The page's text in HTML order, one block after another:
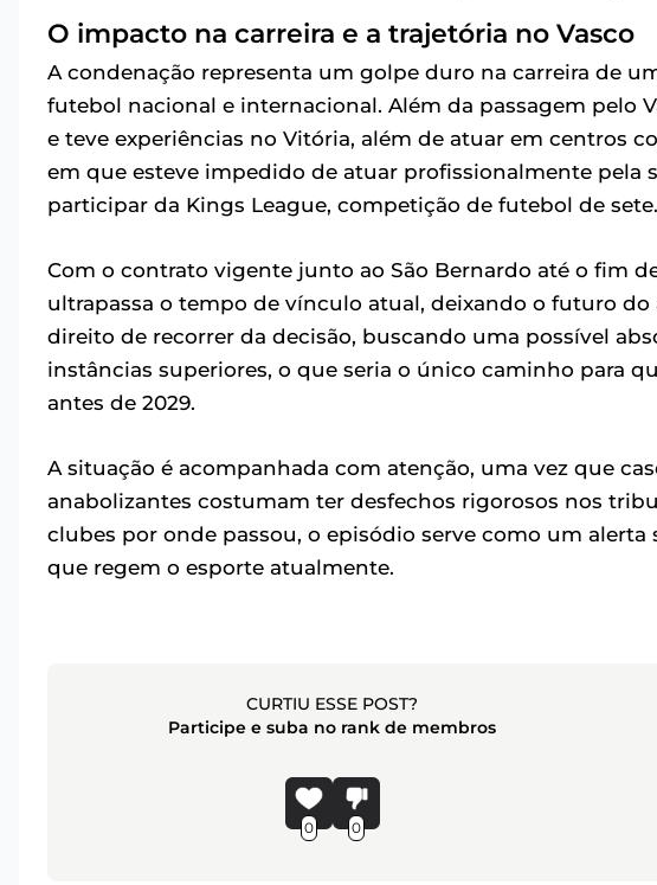
O impacto na carreira e a trajetória no Vasco
A condenação representa um golpe duro na carreira de
futebol nacional e internacional. Além da passagem pelo
e teve experiências no Vitória, além de atuar em centros
em que esteve impedido de atuar profissionalmente pela
participar da Kings League, competição de futebol de sete.
Com o contrato vigente junto ao São Bernardo até o fim
ultrapassa o tempo de vínculo atual, deixando o futuro
direito de recorrer da decisão, buscando uma possível
instâncias superiores, o que seria o único caminho para
antes de 2029.
A situação é acompanhada com atenção, uma vez que
anabolizantes costumam ter desfechos rigorosos nos
clubes por onde passou, o episódio serve como um
que regem o esporte atualmente.
CURTIU ESSE POST?
Participe e suba no rank de membros
0 0